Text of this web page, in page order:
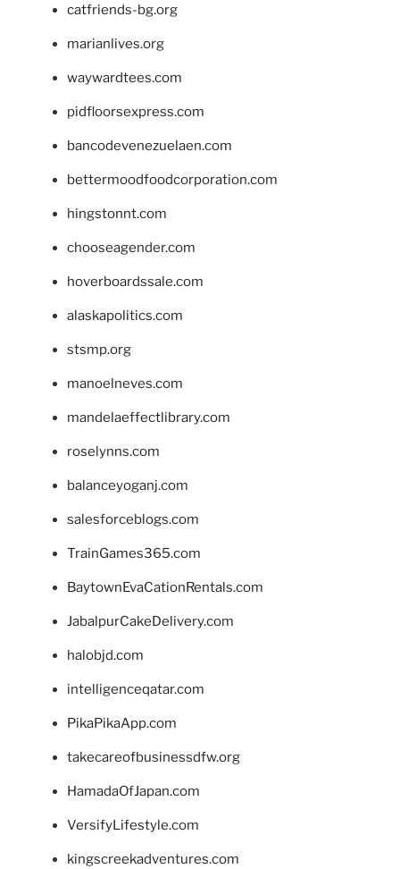
catfriends-bg.org
marianlives.org
waywardtees.com
pidfloorsexpress.com
bancodevenezuelaen.com
bettermoodfoodcorporation.com
hingstonnt.com
chooseagender.com
hoverboardssale.com
alaskapolitics.com
stsmp.org
manoelneves.com
mandelaeffectlibrary.com
roselynns.com
balanceyoganj.com
salesforceblogs.com
TrainGames365.com
BaytownEvaCationRentals.com
JabalpurCakeDelivery.com
halobjd.com
intelligenceqatar.com
PikaPikaApp.com
takecareofbusinessdfw.org
HamadaOfJapan.com
VersifyLifestyle.com
kingscreekadventures.com